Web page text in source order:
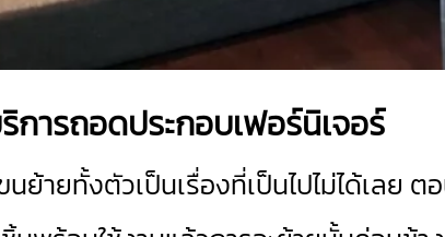
การถอดประกอบเฟอร์นิเจอร์
ายทั้งตัวเป็นเรื่องที่เป็นไปไม่ได้เลย